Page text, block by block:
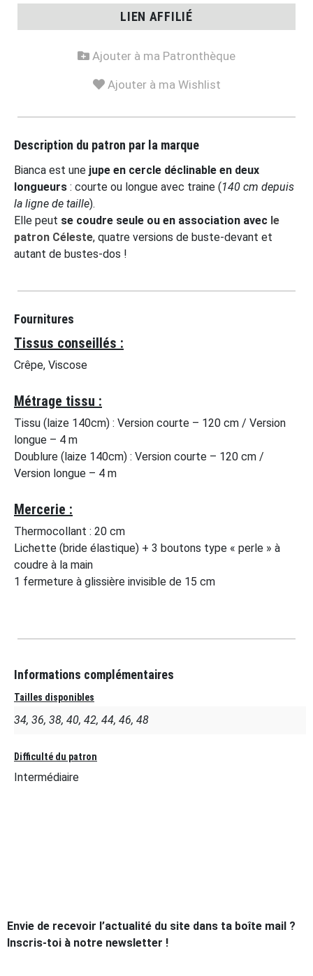
LIEN AFFILIÉ
Ajouter à ma Patronthèque
Ajouter à ma Wishlist
Description du patron par la marque
Bianca est une jupe en cercle déclinable en deux
longueurs : courte ou longue avec traine (140 cm depuis
la ligne de taille).
Elle peut se coudre seule ou en association avec le
patron Céleste, quatre versions de buste-devant et
autant de bustes-dos !
Fournitures
Tissus conseillés :
Crêpe, Viscose
Métrage tissu :
Tissu (laize 140cm) : Version courte – 120 cm / Version
longue – 4 m
Doublure (laize 140cm) : Version courte – 120 cm /
Version longue – 4 m
Mercerie :
Thermocollant : 20 cm
Lichette (bride élastique) + 3 boutons type « perle » à
coudre à la main
1 fermeture à glissière invisible de 15 cm
Informations complémentaires
Tailles disponibles
34, 36, 38, 40, 42, 44, 46, 48
Difficulté du patron
Intermédiaire
Envie de recevoir l’actualité du site dans ta boîte mail ?
Inscris-toi à notre newsletter !